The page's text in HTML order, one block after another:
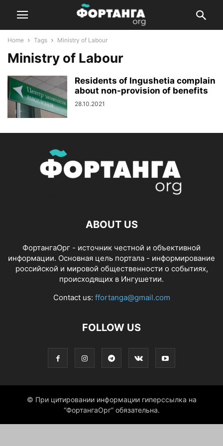
Home Tags Ministry of Labour
Ministry of Labour
Residents of Ingushetia complain
about non-provision of benefits
28.10.2021
ABOUT US
ФортангаОрг - источник честной и объективной
информации. Основная цель портала - информирование
российской и мировой общественности о событиях,
происходящих в Ингушетии.
Contact us: ffortanga@gmail.com
FOLLOW US
© При цитировании информации гиперссылка на
“ФортангаОрг” обязательна.